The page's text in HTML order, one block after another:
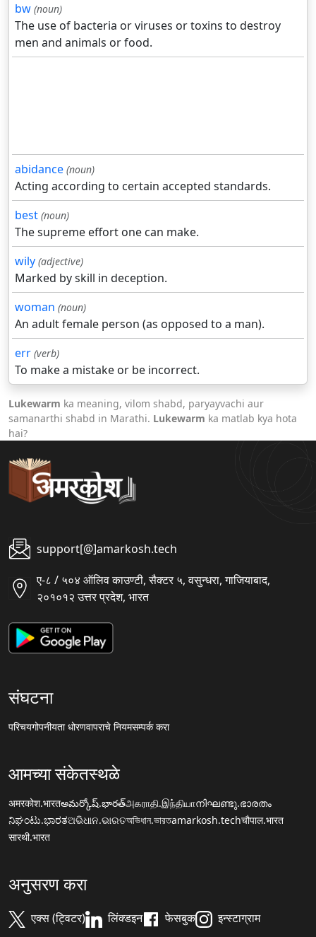
bw (noun)
The use of bacteria or viruses or toxins to destroy
men and animals or food.
abidance (noun)
Acting according to certain accepted standards.
best (noun)
The supreme effort one can make.
wily (adjective)
Marked by skill in deception.
woman (noun)
An adult female person (as opposed to a man).
err (verb)
To make a mistake or be incorrect.
Lukewarm ka meaning, vilom shabd, paryayvachi aur
samanarthi shabd in Marathi. Lukewarm ka matlab kya hota
hai?
support[@]amarkosh.tech
ए-८ / ५०४ ऑलिव काउण्टी, सैक्टर ५, वसुन्धरा, गाजियाबाद,
२०१०१२ उत्तर प्रदेश, भारत
संघटना
परिचयगोपनीयता धोरणवापराचे नियमसम्पर्क करा
आमच्या संकेतस्थळे
अमरकोश.भारतఅమర్కోష్.భారత్அகராதி.இந்தியாനിഘണ്ടു.ഭാരതം
ನಿಘಂಟು.ಭಾರತଅଭିଧାନ.ଭାରତঅভিধান.ভারতamarkosh.techचौपाल.भारत
सारथी.भारत
अनुसरण करा
एक्स (ट्विटर) लिंक्डइन फेसबुक इन्स्टाग्राम